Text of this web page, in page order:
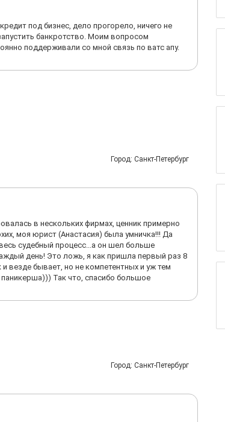
под бизнес, дело прогорело, ничего не
банкротство. Моим вопросом
поддерживали со мной связь по ватс апу.
Город: Санкт-Петербург
в нескольких фирмах, ценник примерно
моя юрист (Анастасия) была умничка!!! Да
судебный процесс...а он шел больше
день! Это ложь, я как пришла первый раз 8
везде бывает, но не компетентных и уж тем
Так что, спасибо большое
Город: Санкт-Петербург